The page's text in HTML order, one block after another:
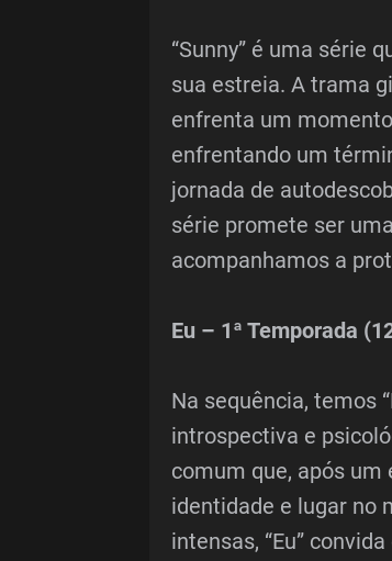
“Sunny” é uma série
sua estreia. A trama
enfrenta um
enfrentando um
jornada de
série promete ser
acompanhamos a
Eu – 1ª Temporada
Na sequência, temos
introspectiva e
comum que, após
identidade e lugar no
intensas, “Eu”